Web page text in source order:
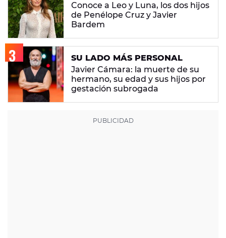
Conoce a Leo y Luna, los dos hijos
de Penélope Cruz y Javier
Bardem
SU LADO MÁS PERSONAL
Javier Cámara: la muerte de su
hermano, su edad y sus hijos por
gestación subrogada